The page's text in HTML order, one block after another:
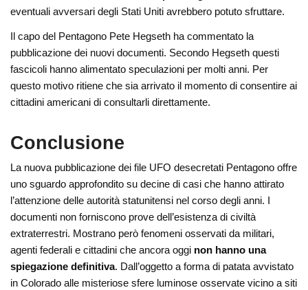
eventuali avversari degli Stati Uniti avrebbero potuto sfruttare.
Il capo del Pentagono Pete Hegseth ha commentato la
pubblicazione dei nuovi documenti. Secondo Hegseth questi
fascicoli hanno alimentato speculazioni per molti anni. Per
questo motivo ritiene che sia arrivato il momento di consentire ai
cittadini americani di consultarli direttamente.
Conclusione
La nuova pubblicazione dei file UFO desecretati Pentagono offre
uno sguardo approfondito su decine di casi che hanno attirato
l’attenzione delle autorità statunitensi nel corso degli anni. I
documenti non forniscono prove dell’esistenza di civiltà
extraterrestri. Mostrano però fenomeni osservati da militari,
agenti federali e cittadini che ancora oggi non hanno una
spiegazione definitiva. Dall’oggetto a forma di patata avvistato
in Colorado alle misteriose sfere luminose osservate vicino a siti